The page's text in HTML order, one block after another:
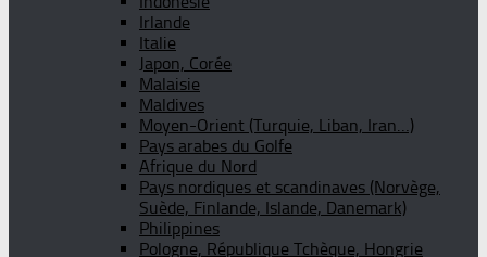
Irlande
Italie
Japon, Corée
Malaisie
Maldives
Moyen-Orient (Turquie, Liban, Iran…)
Pays arabes du Golfe
Afrique du Nord
Pays nordiques et scandinaves (Norvège,
Suède, Finlande, Islande, Danemark)
Philippines
Pologne, République Tchèque, Hongrie